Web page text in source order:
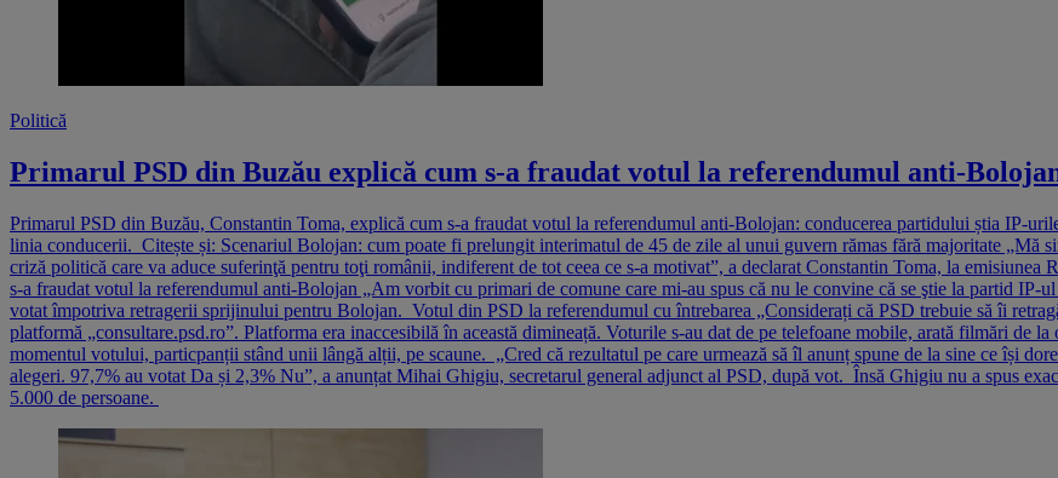
Politică
Primarul PSD din Buzău explică cum s-a fraudat votul la referendumul anti-
Primarul PSD din Buzău, Constantin Toma, explică cum s-a fraudat votul la referendumul anti-Bolojan: conducerea partidului știa IP-
linia conducerii. Citește și: Scenariul Bolojan: cum poate fi prelungit interimatul de 45 de zile al unui guvern rămas fără majoritate „Mă
criză politică care va aduce suferinţă pentru toţi românii, indiferent de tot ceea ce s-a motivat”, a declarat Constantin Toma, la
s-a fraudat votul la referendumul anti-Bolojan „Am vorbit cu primari de comune care mi-au spus că nu le convine că se ştie la partid IP-
votat împotriva retragerii sprijinului pentru Bolojan. Votul din PSD la referendumul cu întrebarea „Considerați că PSD trebuie să îi
platformă „consultare.psd.ro”. Platforma era inaccesibilă în această dimineață. Voturile s-au dat de pe telefoane mobile, arată filmări de
momentul votului, particpanții stând unii lângă alții, pe scaune. „Cred că rezultatul pe care urmează să îl anunț spune de la sine ce își
alegeri. 97,7% au votat Da și 2,3% Nu”, a anunțat Mihai Ghigiu, secretarul general adjunct al PSD, după vot. Însă Ghigiu nu a spus
5.000 de persoane.